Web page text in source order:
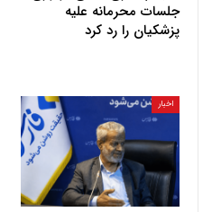
جلسات محرمانه علیه
پزشکیان را رد کرد
اخبار